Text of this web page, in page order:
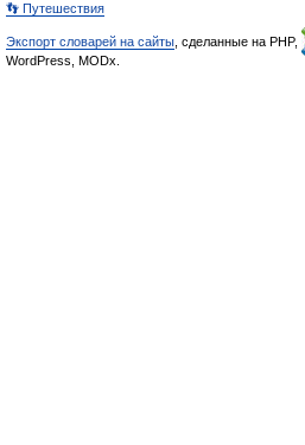
👣 Путешествия
Экспорт словарей на сайты , сделанные на PHP,
WordPress, MODx.